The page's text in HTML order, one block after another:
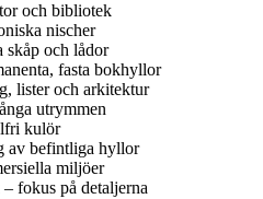
och bibliotek
nischer
skåp och lådor
fasta bokhyllor
lister och arkitektur
utrymmen
kulör
av befintliga hyllor
miljöer
fokus på detaljerna